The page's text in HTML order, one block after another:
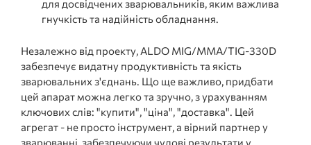
для досвідчених зварювальників, яким важлива
гнучкість та надійність обладнання.
Незалежно від проекту, ALDO MIG/MMA/TIG-330D
забезпечує видатну продуктивність та якість
зварювальних з'єднань. Що ще важливо, придбати
цей апарат можна легко та зручно, з урахуванням
ключових слів: "купити", "ціна", "доставка". Цей
агрегат - не просто інструмент, а вірний партнер у
зварюванні, забезпечуючи чудові результати у